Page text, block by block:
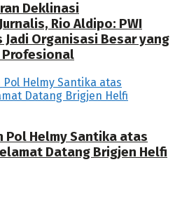
Deklinasi
Rio Aldipo: PWI
Jadi Organisasi Besar yang
Pol Helmy Santika atas
Datang Brigjen Helfi